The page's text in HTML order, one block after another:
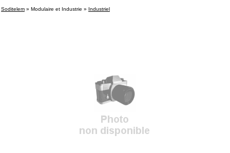
Soditelem » Modulaire et Industrie » Industriel